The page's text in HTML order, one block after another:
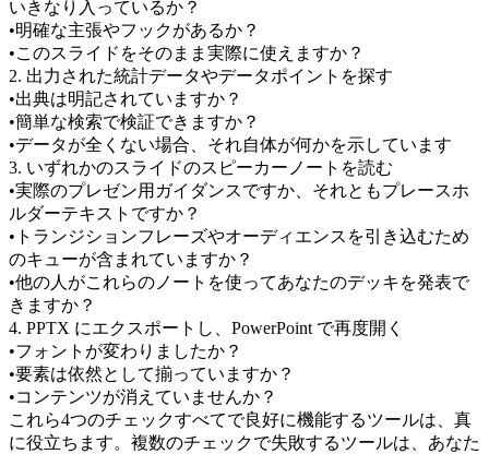
いきなり入っているか？
•明確な主張やフックがあるか？
•このスライドをそのまま実際に使えますか？
2. 出力された統計データやデータポイントを探す
•出典は明記されていますか？
•簡単な検索で検証できますか？
•データが全くない場合、それ自体が何かを示しています
3. いずれかのスライドのスピーカーノートを読む
•実際のプレゼン用ガイダンスですか、それともプレースホ
ルダーテキストですか？
• トランジションフレーズやオーディエンスを引き込むため
のキューが含まれていますか？
•他の人がこれらのノートを使ってあなたのデッキを発表で
きますか？
4. PPTX にエクスポートし、PowerPoint で再度開く
•フォントが変わりましたか？
•要素は依然として揃っていますか？
•コンテンツが消えていませんか？
これら4つのチェックすべてで良好に機能するツールは、真
に役立ちます。複数のチェックで失敗するツールは、あなた